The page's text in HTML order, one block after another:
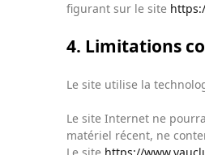
figurant sur le site
4. Limitations
Le site utilise la
Le site Internet ne
matériel récent, ne